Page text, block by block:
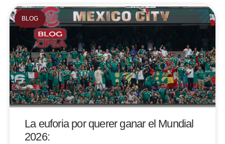
BLOG
La euforia por querer ganar el Mundial
2026: